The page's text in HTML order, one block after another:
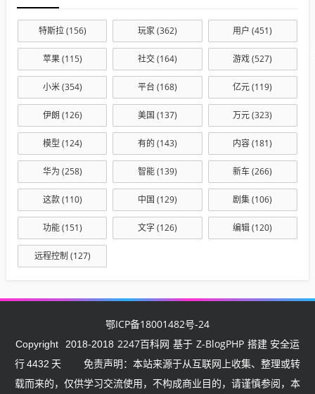
特斯拉(156) 玩家(362) 用户 (451)
苹果(115) 社交(164) 游戏(527)
小米(354) 平台 (168) 亿元(119)
伊朗 (126) 美国 (137) 万元(323)
模型 (124) 有的 (143) 内容(181)
华为 (258) 智能(139) 新车(266)
这款(110) 中国 (129) 剧集(106)
功能(151) 文字(126) 编辑(120)
远程控制 (127)
鄂ICP备18001482号-24
Copyright 2018-2018 2247百科网 基于 Z-BlogPHP 搭建 安全运
行4432 天
免责声明：本站来源于从互联网上收集、整理或转
载而来的，仅供学习交流使用，不构成商业目的，请谨慎参阅，本